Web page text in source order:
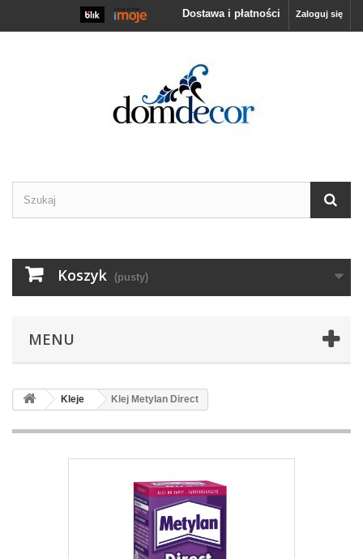
Zaloguj się
Dostawa i płatności
Koszyk (pusty)
MENU
Kleje Klej Metylan Direct